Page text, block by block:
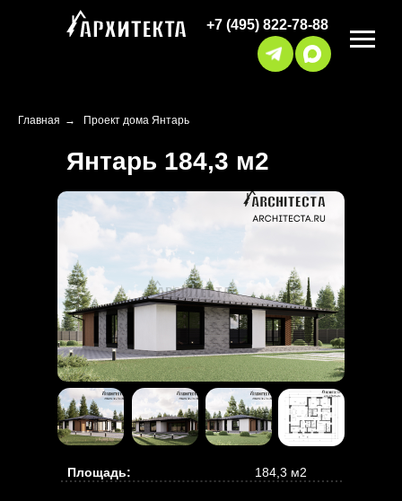
+7 (495) 822-78-88
Главная → Проект дома Янтарь
Янтарь 184,3 м2
Площадь: 184,3 м2